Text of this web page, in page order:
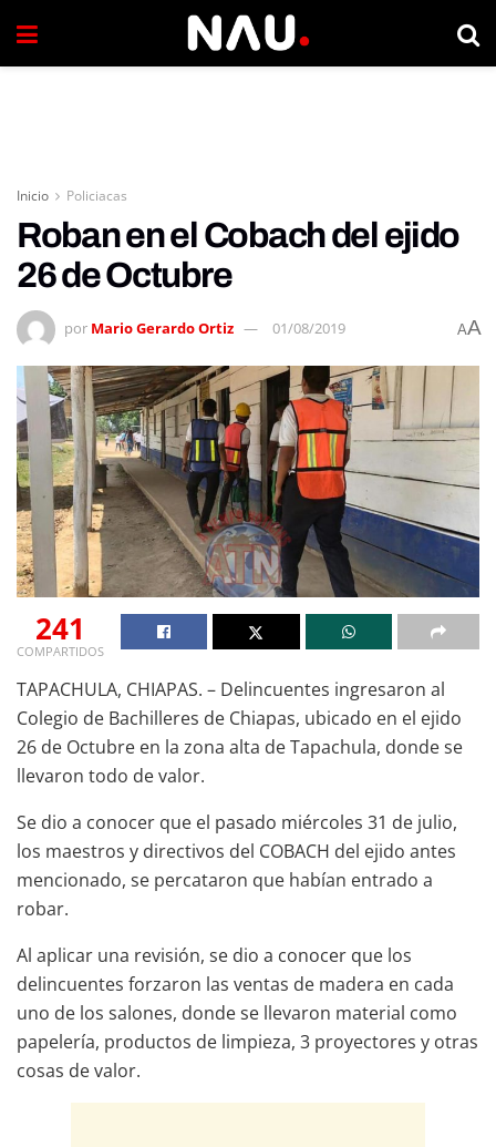
Inicio Policiacas
Roban en el Cobach del ejido
26 de Octubre
por Mario Gerardo Ortiz 01/08/2019 AA
241
COMPARTIDOS
TAPACHULA, CHIAPAS. – Delincuentes ingresaron al
Colegio de Bachilleres de Chiapas, ubicado en el ejido
26 de Octubre en la zona alta de Tapachula, donde se
llevaron todo de valor.
Se dio a conocer que el pasado miércoles 31 de julio,
los maestros y directivos del COBACH del ejido antes
mencionado, se percataron que habían entrado a
robar.
Al aplicar una revisión, se dio a conocer que los
delincuentes forzaron las ventas de madera en cada
uno de los salones, donde se llevaron material como
papelería, productos de limpieza, 3 proyectores y otras
cosas de valor.